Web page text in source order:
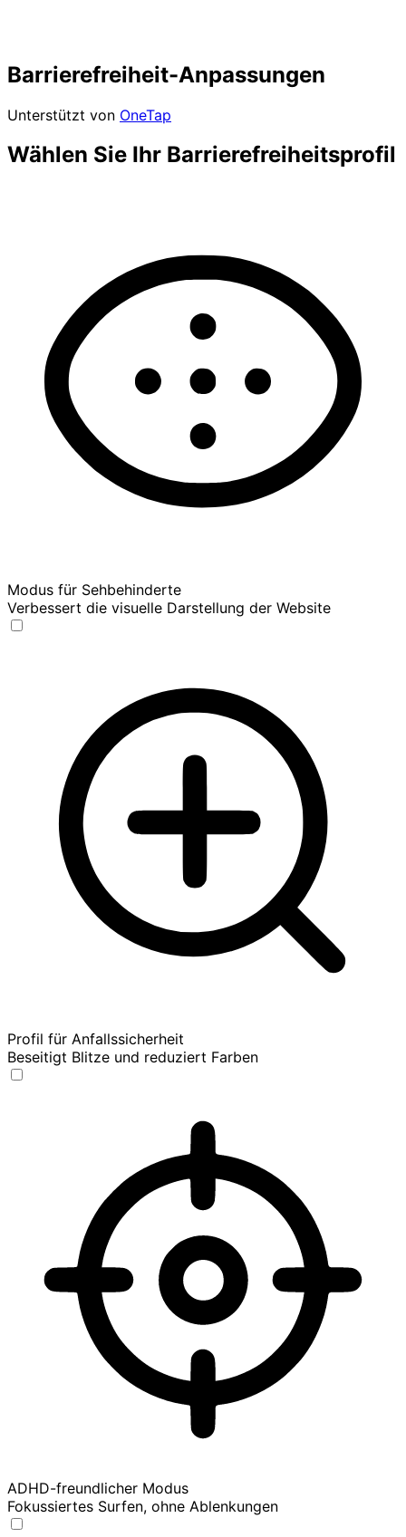
Barrierefreiheit-Anpassungen
Unterstützt von OneTap
Wählen Sie Ihr Barrierefreiheitsprofil
Modus für Sehbehinderte
Verbessert die visuelle Darstellung der Website
Profil für Anfallssicherheit
Beseitigt Blitze und reduziert Farben
ADHD-freundlicher Modus
Fokussiertes Surfen, ohne Ablenkungen